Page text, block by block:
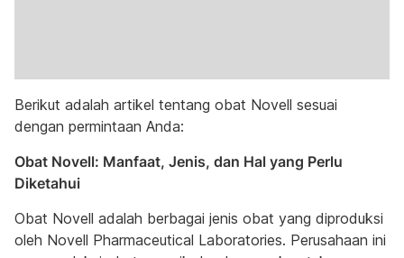
Berikut adalah artikel tentang obat Novell sesuai
dengan permintaan Anda:
Obat Novell: Manfaat, Jenis, dan Hal yang Perlu
Diketahui
Obat Novell adalah berbagai jenis obat yang diproduksi
oleh Novell Pharmaceutical Laboratories. Perusahaan ini